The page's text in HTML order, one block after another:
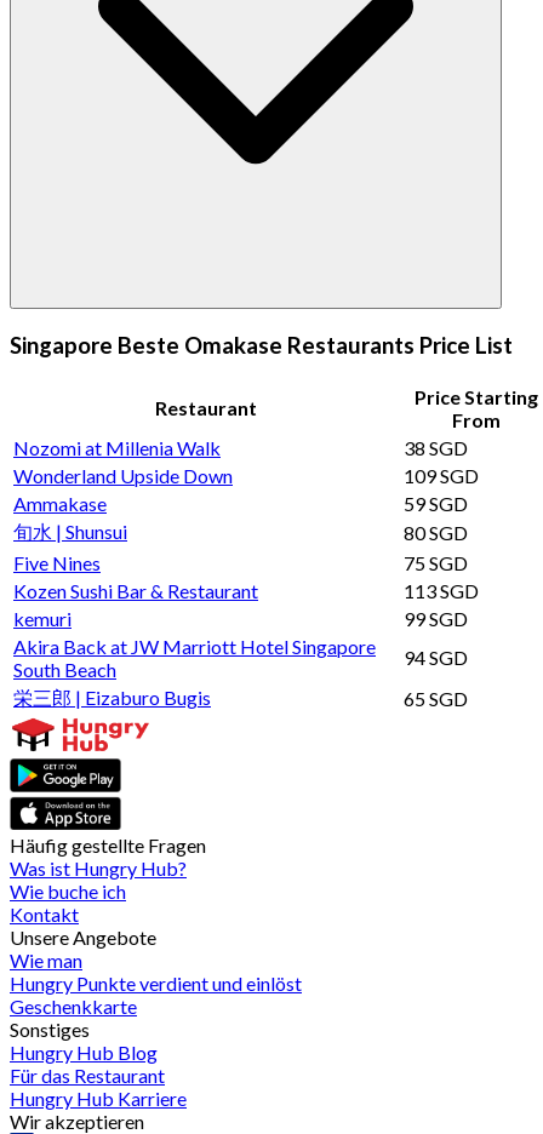
Singapore Beste Omakase Restaurants Price List
Restaurant
Price Starting
From
Nozomi at Millenia Walk
38 SGD
Wonderland Upside Down
109 SGD
Ammakase
59 SGD
旬水 | Shunsui
80 SGD
Five Nines
75 SGD
Kozen Sushi Bar & Restaurant
113 SGD
kemuri
99 SGD
Akira Back at JW Marriott Hotel Singapore
South Beach
94 SGD
栄三郎 | Eizaburo Bugis
65 SGD
Häufig gestellte Fragen
Was ist Hungry Hub?
Wie buche ich
Kontakt
Unsere Angebote
Wie man
Hungry Punkte verdient und einlöst
Geschenkkarte
Sonstiges
Hungry Hub Blog
Für das Restaurant
Hungry Hub Karriere
Wir akzeptieren